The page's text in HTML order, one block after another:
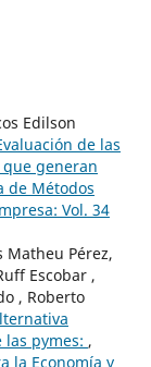
Edilson
de las
generan
de Métodos
Vol. 34
Matheu Pérez,
Escobar ,
, Roberto
pymes: ,
la Economía y